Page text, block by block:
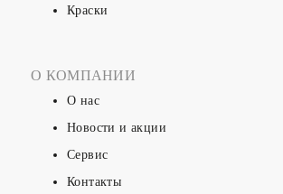
Краски
О КОМПАНИИ
О нас
Новости и акции
Сервис
Контакты